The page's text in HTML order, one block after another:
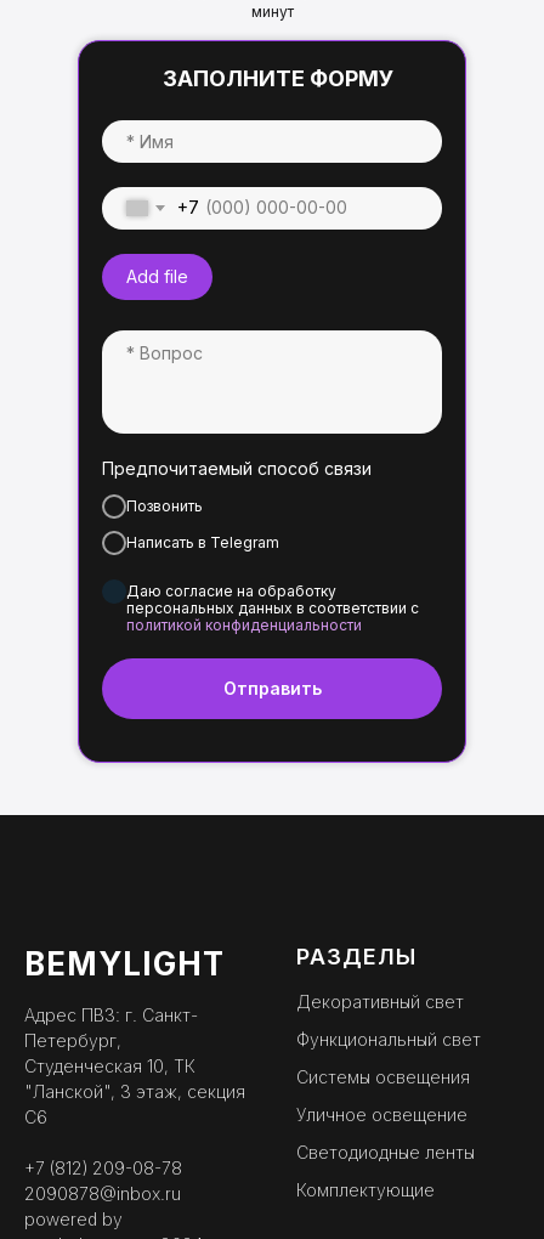
минут
ЗАПОЛНИТЕ ФОРМУ
+7
Add file
Предпочитаемый способ связи
Позвонить
Написать в Telegram
Даю согласие на обработку
персональных данных в соответствии с
политикой конфиденциальности
Отправить
BEMYLIGHT
Адрес ПВЗ: г. Санкт-
Петербург,
Студенческая 10, ТК
"Ланской", 3 этаж, секция
С6
+7 (812) 209-08-78
2090878@inbox.ru
powered by
РАЗДЕЛЫ
Декоративный свет
Функциональный свет
Системы освещения
Уличное освещение
Светодиодные ленты
Комплектующие